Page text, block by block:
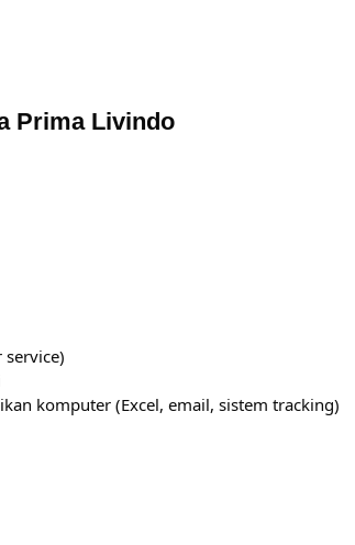
Prima Livindo
komputer (Excel, email, sistem tracking)